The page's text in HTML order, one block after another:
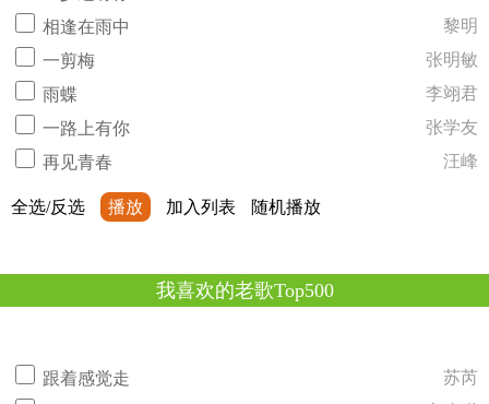
相逢在雨中
黎明
一剪梅
张明敏
雨蝶
李翊君
一路上有你
张学友
再见青春
汪峰
全选/反选 播放 加入列表 随机播放
我喜欢的老歌Top500
跟着感觉走
苏芮